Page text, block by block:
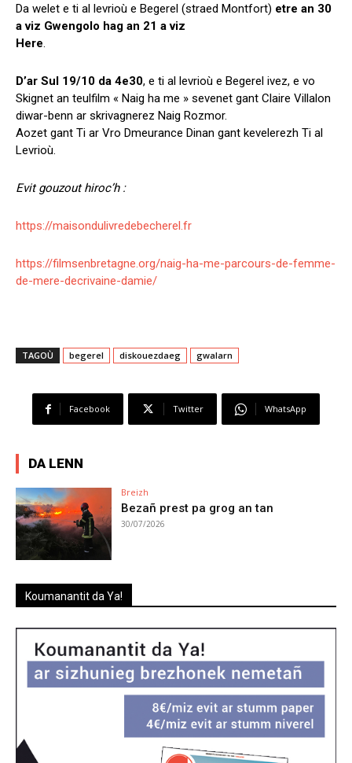
Da welet e ti al levrioù e Begerel (straed Montfort) etre an 30
a viz Gwengolo hag an 21 a viz
Here.
D’ar Sul 19/10 da 4e30, e ti al levrioù e Begerel ivez, e vo
Skignet an teulfilm « Naig ha me » sevenet gant Claire Villalon
diwar-benn ar skrivagnerez Naig Rozmor.
Aozet gant Ti ar Vro Dmeurance Dinan gant kevelerezh Ti al
Levrioù.
Evit gouzout hiroc’h :
https://maisondulivredebecherel.fr
https://filmsenbretagne.org/naig-ha-me-parcours-de-femme-
de-mere-decrivaine-damie/
TAGOÙ begerel diskouezdaeg gwalarn
Facebook Twitter WhatsApp
DA LENN
Breizh
Bezañ prest pa grog an tan
30/07/2026
Koumanantit da Ya!